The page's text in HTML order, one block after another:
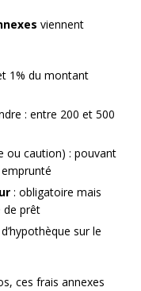
viennent
1% du montant
: entre 200 et 500
ou caution) : pouvant
: obligatoire mais
de prêt
d’hypothèque sur le
ces frais annexes